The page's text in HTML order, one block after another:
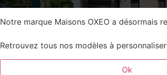
Notre marque Maisons OXEO a désormais
Retrouvez tous nos modèles à
Ok